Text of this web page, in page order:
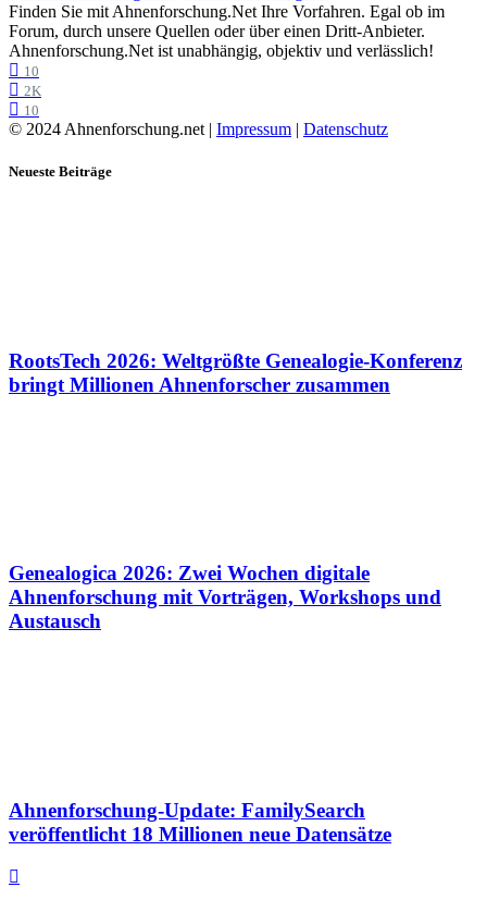
Finden Sie mit Ahnenforschung.Net Ihre Vorfahren. Egal ob im
Forum, durch unsere Quellen oder über einen Dritt-Anbieter.
Ahnenforschung.Net ist unabhängig, objektiv und verlässlich!
10
2K
10
© 2024 Ahnenforschung.net | Impressum | Datenschutz
Neueste Beiträge
RootsTech 2026: Weltgrößte Genealogie-Konferenz
bringt Millionen Ahnenforscher zusammen
Genealogica 2026: Zwei Wochen digitale
Ahnenforschung mit Vorträgen, Workshops und
Austausch
Ahnenforschung-Update: FamilySearch
veröffentlicht 18 Millionen neue Datensätze